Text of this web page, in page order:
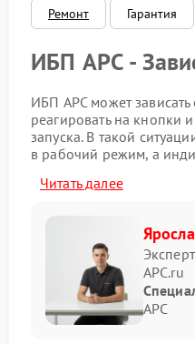
Ремонт Гарантия
ИБП APC -
ИБП APC может
реагировать на кнопки
запуска. В такой
в рабочий режим, а
Подобная
эксплуатации
Какие
при
В некоторых случаях
Читать далее
APC.ru
APC